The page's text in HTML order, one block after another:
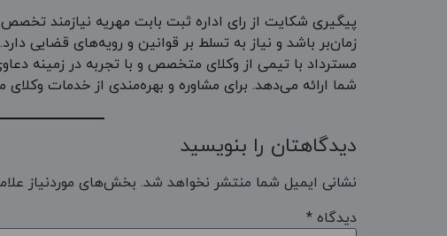
پیگیری شکایت از رای اداره ثبت بابت مهریه نیازمند
زمان‌بر باشد و نیاز به تسلط بر قوانین و رویه‌های قضایی
مسترداد با تیمی از وکلای متخصص و با تجربه در زمینه
شما ارائه می‌دهد. برای مشاوره و بهره‌مندی از خدمات وکلای مسترداد، با شماره
دیدگاهتان را بنویسید
نشانی ایمیل شما منتشر نخواهد شد. بخش‌های موردنیاز
دیدگاه *